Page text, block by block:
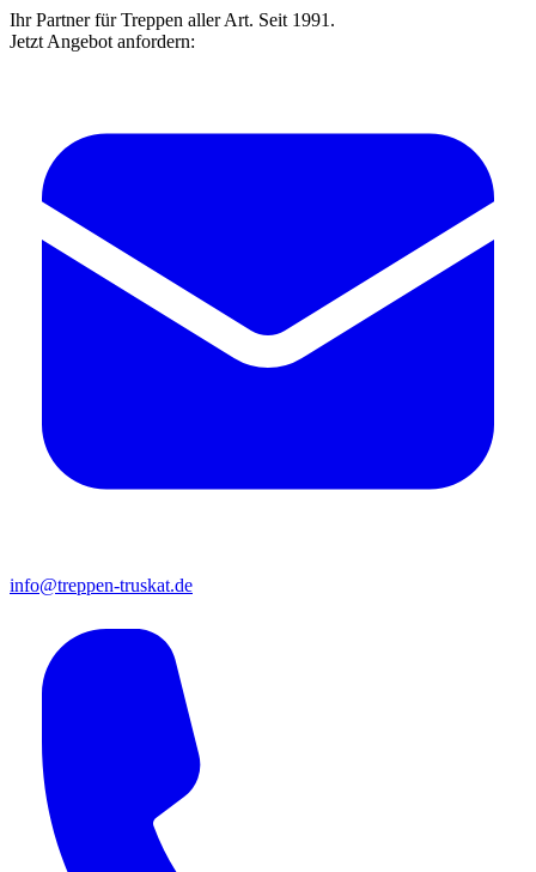
Ihr Partner für Treppen aller Art. Seit 1991.
Jetzt Angebot anfordern:
info@treppen-truskat.de